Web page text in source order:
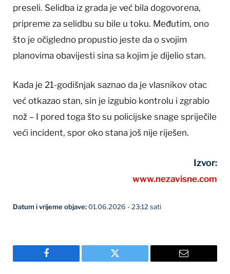
preseli. Selidba iz grada je već bila dogovorena,
pripreme za selidbu su bile u toku. Međutim, ono
što je očigledno propustio jeste da o svojim
planovima obavijesti sina sa kojim je dijelio stan.
Kada je 21-godišnjak saznao da je vlasnikov otac
već otkazao stan, sin je izgubio kontrolu i zgrabio
nož – I pored toga što su policijske snage spriječile
veći incident, spor oko stana još nije riješen.
Izvor:
www.nezavisne.com
Datum i vrijeme objave:01.06.2026 - 23:12 sati
Facebook Twitter Email